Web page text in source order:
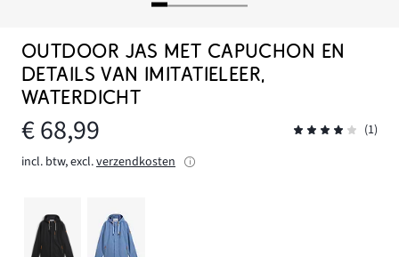
OUTDOOR JAS MET CAPUCHON EN
DETAILS VAN IMITATIELEER,
WATERDICHT
€ 68,99
(1)
incl. btw, excl.verzendkosten